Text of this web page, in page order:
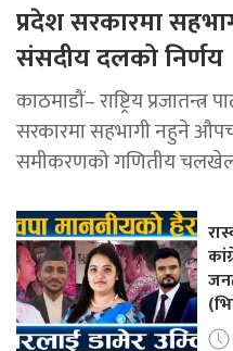
प्रदेश सरकारमा
संसदीय दलको निर्णय
काठमाडौं– राष्ट्रिय
सरकारमा सहभागी नहुने
समीकरणको गणितीय